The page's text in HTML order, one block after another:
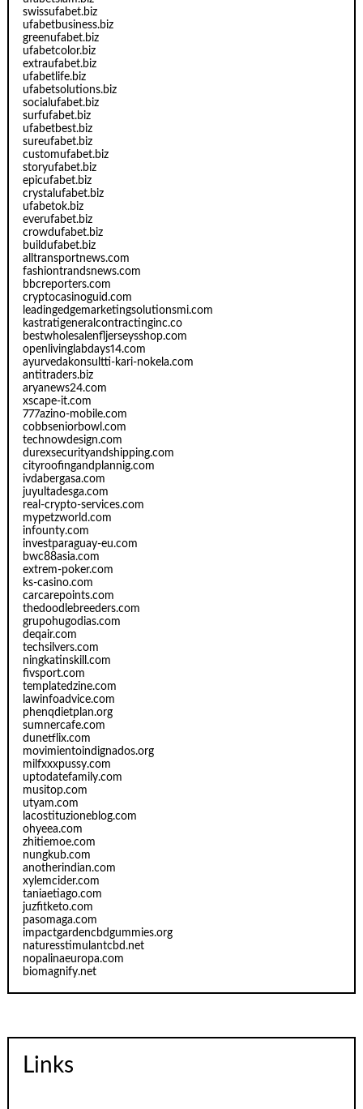
swissufabet.biz
ufabetbusiness.biz
greenufabet.biz
ufabetcolor.biz
extraufabet.biz
ufabetlife.biz
ufabetsolutions.biz
socialufabet.biz
surfufabet.biz
ufabetbest.biz
sureufabet.biz
customufabet.biz
storyufabet.biz
epicufabet.biz
crystalufabet.biz
ufabetok.biz
everufabet.biz
crowdufabet.biz
buildufabet.biz
alltransportnews.com
fashiontrandsnews.com
bbcreporters.com
cryptocasinoguid.com
leadingedgemarketingsolutionsmi.com
kastratigeneralcontractinginc.co
bestwholesalenfljerseysshop.com
openlivinglabdays14.com
ayurvedakonsultti-kari-nokela.com
antitraders.biz
aryanews24.com
xscape-it.com
777azino-mobile.com
cobbseniorbowl.com
technowdesign.com
durexsecurityandshipping.com
cityroofingandplannig.com
ivdabergasa.com
juyultadesga.com
real-crypto-services.com
mypetzworld.com
infounty.com
investparaguay-eu.com
bwc88asia.com
extrem-poker.com
ks-casino.com
carcarepoints.com
thedoodlebreeders.com
grupohugodias.com
deqair.com
techsilvers.com
ningkatinskill.com
fivsport.com
templatedzine.com
lawinfoadvice.com
phenqdietplan.org
sumnercafe.com
dunetflix.com
movimientoindignados.org
milfxxxpussy.com
uptodatefamily.com
musitop.com
utyam.com
lacostituzioneblog.com
ohyeea.com
zhitiemoe.com
nungkub.com
anotherindian.com
xylemcider.com
taniaetiago.com
juzfitketo.com
pasomaga.com
impactgardencbdgummies.org
naturesstimulantcbd.net
nopalinaeuropa.com
biomagnify.net
Links